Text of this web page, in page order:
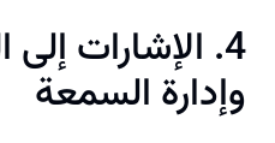
4. الإشارات إلى
وإدارة السمعة